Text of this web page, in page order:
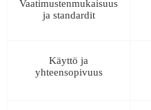
Vaatimustenmukaisuus
ja standardit
Käyttö ja
yhteensopivuus